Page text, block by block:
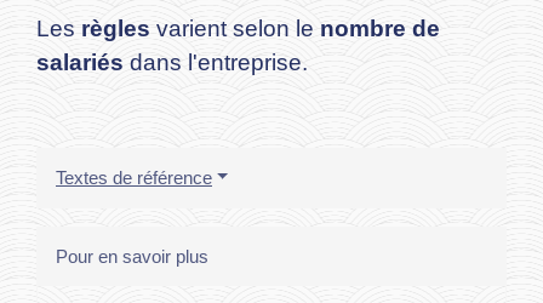
Les règles varient selon le nombre de
salariés dans l'entreprise.
Textes de référence
Pour en savoir plus